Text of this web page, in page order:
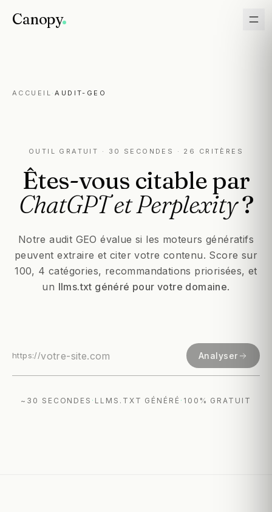
Canopy
ACCUEIL ·AUDIT-GEO
OUTIL GRATUIT · 30 SECONDES · 26 CRITÈRES
Êtes-vous citablepar
ChatGPTetPerplexity?
Notre audit GEO évalue si les moteurs génératifs
peuvent extraire et citer votre contenu. Score sur
100, 4 catégories, recommandations priorisées, et
un llms.txt généré pour votre domaine.
https:// Analyser
~30 SECONDES · LLMS.TXT GÉNÉRÉ · 100% GRATUIT